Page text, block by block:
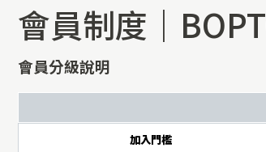
會員制度｜
會員分級說明
加入門檻